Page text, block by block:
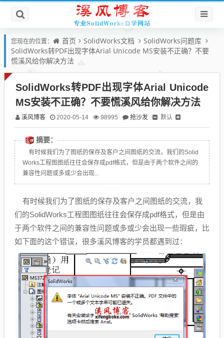
您现在的位置： 首页 SolidWorks文档
SolidWorks问题库
SolidWorks转PDF出现字体Arial Unicode MS安装不正确？不要
慌溪风给你解决方法
SolidWorks转PDF出现字体Arial Unicode
MS安装不正确？不要慌溪风给你解决方法
溪风博客 2020-05-14 98995 抢沙发 默认
摘要：
有时候我们为了图纸的保存及客户之间图纸的交流，我们的Solid
Works工程图图纸往往会保存成pdf格式，但是由于两个软件之间的
兼容性问题或多或少会出现...
有时候我们为了图纸的保存及客户之间图纸的交流，我
们的SolidWorks工程图图纸往往会保存成pdf格式，但是由
于两个软件之间的兼容性问题或多或少会出现一些瑕疵，比
如下面的这个错误，很多溪风博客的学员都遇到过：